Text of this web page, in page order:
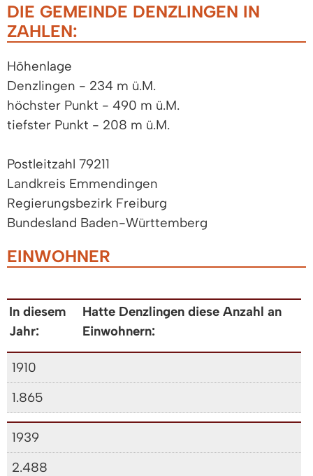
DIE GEMEINDE DENZLINGEN IN
ZAHLEN:
Höhenlage
Denzlingen - 234 m ü.M.
höchster Punkt - 490 m ü.M.
tiefster Punkt - 208 m ü.M.
Postleitzahl 79211
Landkreis Emmendingen
Regierungsbezirk Freiburg
Bundesland Baden-Württemberg
EINWOHNER
In diesem
Jahr:
Hatte Denzlingen diese Anzahl an
Einwohnern:
1910
1.865
1939
2.488